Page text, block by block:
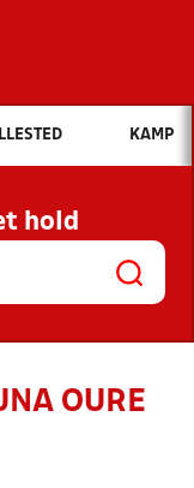
vil du søge efter?
OG NYHEDER
OG
KAMP
hold
OURE